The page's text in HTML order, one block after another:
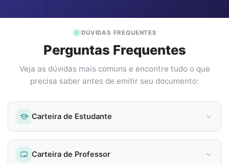
DÚVIDAS FREQUENTES
Perguntas Frequentes
Veja as dúvidas mais comuns e encontre tudo o que
precisa saber antes de emitir seu documento:
Carteira de Estudante
Carteira de Professor